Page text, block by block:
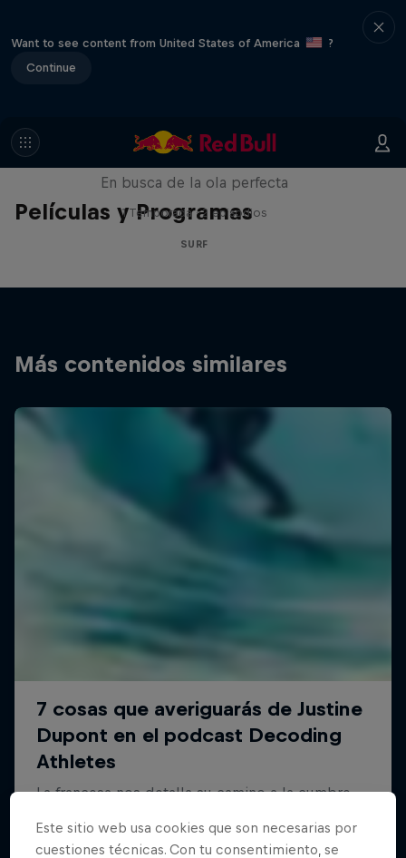
Want to see content from United States of America
?
Continue
Películas y Programas
Twenty Foot Plus
En busca de la ola perfecta
1 Temporada · 2 episodios
SURF
Más contenidos similares
Este sitio web usa cookies que son necesarias por
cuestiones técnicas. Con tu consentimiento, se